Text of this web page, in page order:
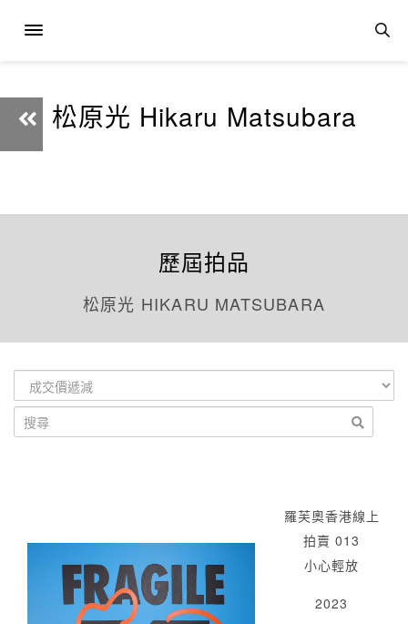
松原光 Hikaru Matsubara
歷屆拍品
松原光 HIKARU MATSUBARA
羅芙奧香港線上
拍賣 013
小心輕放
2023